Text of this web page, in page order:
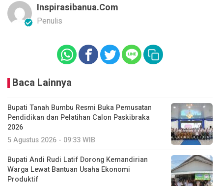
Inspirasibanua.com
Penulis
Baca Lainnya
Bupati Tanah Bumbu Resmi Buka Pemusatan
Pendidikan dan Pelatihan Calon Paskibraka
2026
5 Agustus 2026 - 09:33 WIB
Bupati Andi Rudi Latif Dorong Kemandirian
Warga Lewat Bantuan Usaha Ekonomi
Produktif